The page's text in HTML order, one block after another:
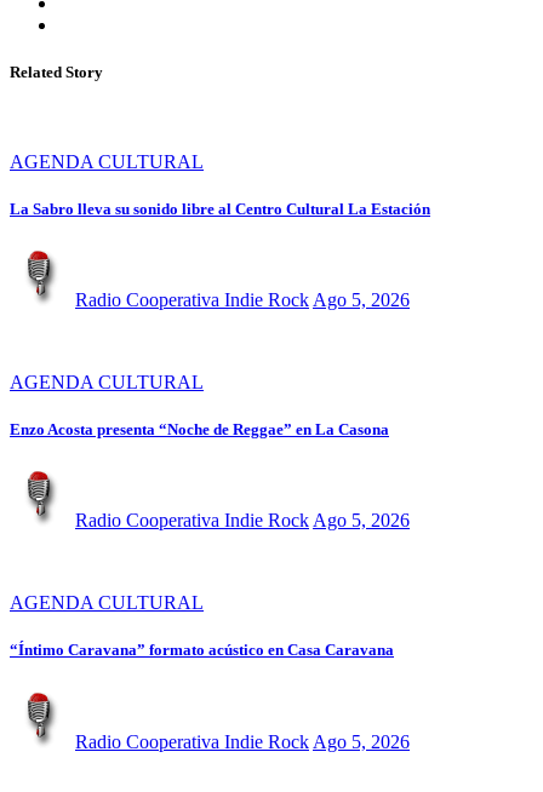
Related Story
AGENDA CULTURAL
La Sabro lleva su sonido libre al Centro Cultural La Estación
Radio Cooperativa Indie Rock Ago 5, 2026
AGENDA CULTURAL
Enzo Acosta presenta “Noche de Reggae” en La Casona
Radio Cooperativa Indie Rock Ago 5, 2026
AGENDA CULTURAL
“Íntimo Caravana” formato acústico en Casa Caravana
Radio Cooperativa Indie Rock Ago 5, 2026